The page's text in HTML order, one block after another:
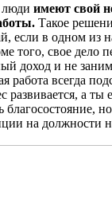
люди имеют свой
Такое
если в одном из
того, свое дело
доход и не
работа всегда
развивается, а
благосостояние,
на должности